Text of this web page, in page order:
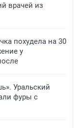
врачей из
похудела на 30
у
Уральский
фуры с